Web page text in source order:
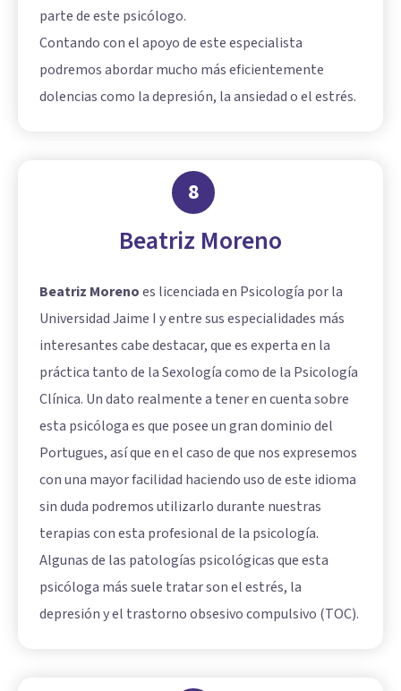
parte de este psicólogo.
Contando con el apoyo de este especialista
podremos abordar mucho más eficientemente
dolencias como la depresión, la ansiedad o el estrés.
8
Beatriz Moreno
Beatriz Morenoes licenciada en Psicología por la
Universidad Jaime I y entre sus especialidades más
interesantes cabe destacar, que es experta en la
práctica tanto de la Sexología como de la Psicología
Clínica. Un dato realmente a tener en cuenta sobre
esta psicóloga es que posee un gran dominio del
Portugues, así que en el caso de que nos expresemos
con una mayor facilidad haciendo uso de este idioma
sin duda podremos utilizarlo durante nuestras
terapias con esta profesional de la psicología.
Algunas de las patologías psicológicas que esta
psicóloga más suele tratar son el estrés, la
depresión y el trastorno obsesivo compulsivo (TOC).